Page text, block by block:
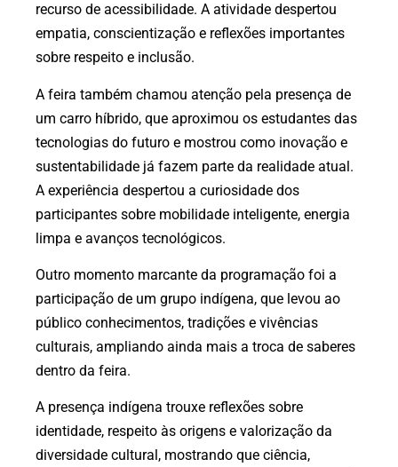
recurso de acessibilidade. A atividade despertou
empatia, conscientização e reflexões importantes
sobre respeito e inclusão.
A feira também chamou atenção pela presença de
um carro híbrido, que aproximou os estudantes das
tecnologias do futuro e mostrou como inovação e
sustentabilidade já fazem parte da realidade atual.
A experiência despertou a curiosidade dos
participantes sobre mobilidade inteligente, energia
limpa e avanços tecnológicos.
Outro momento marcante da programação foi a
participação de um grupo indígena, que levou ao
público conhecimentos, tradições e vivências
culturais, ampliando ainda mais a troca de saberes
dentro da feira.
A presença indígena trouxe reflexões sobre
identidade, respeito às origens e valorização da
diversidade cultural, mostrando que ciência,